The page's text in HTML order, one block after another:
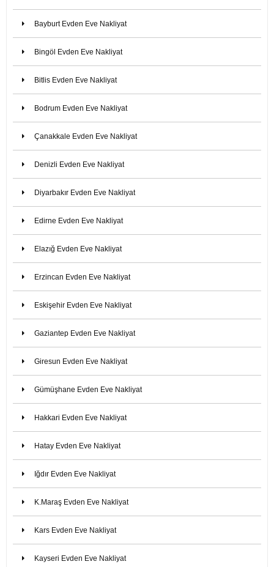
Bayburt Evden Eve Nakliyat
Bingöl Evden Eve Nakliyat
Bitlis Evden Eve Nakliyat
Bodrum Evden Eve Nakliyat
Çanakkale Evden Eve Nakliyat
Denizli Evden Eve Nakliyat
Diyarbakır Evden Eve Nakliyat
Edirne Evden Eve Nakliyat
Elazığ Evden Eve Nakliyat
Erzincan Evden Eve Nakliyat
Eskişehir Evden Eve Nakliyat
Gaziantep Evden Eve Nakliyat
Giresun Evden Eve Nakliyat
Gümüşhane Evden Eve Nakliyat
Hakkari Evden Eve Nakliyat
Hatay Evden Eve Nakliyat
Iğdır Evden Eve Nakliyat
K.Maraş Evden Eve Nakliyat
Kars Evden Eve Nakliyat
Kayseri Evden Eve Nakliyat